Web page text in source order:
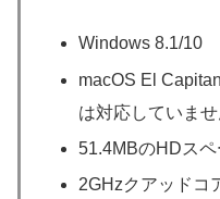
Windows 8.1/10
macOS El
は対応していませ
51.4MBのHDスペ
2GHzクアッドコ